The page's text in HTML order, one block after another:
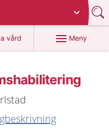
vård
1177.se
Meny